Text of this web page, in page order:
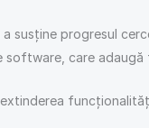
susține progresul
software, care